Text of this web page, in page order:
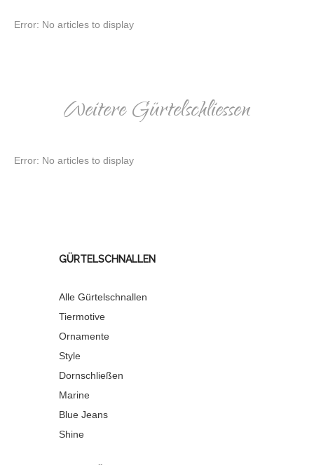
Error: No articles to display
Weitere Gürtelschliessen
Error: No articles to display
GÜRTELSCHNALLEN
Alle Gürtelschnallen
Tiermotive
Ornamente
Style
Dornschließen
Marine
Blue Jeans
Shine